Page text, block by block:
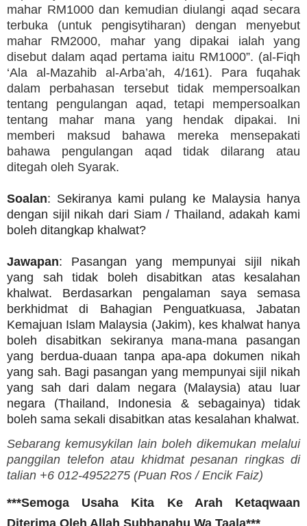
mahar RM1000 dan kemudian diulangi aqad secara
terbuka (untuk pengisytiharan) dengan menyebut
mahar RM2000, mahar yang dipakai ialah yang
disebut dalam aqad pertama iaitu RM1000”. (al-Fiqh
‘Ala al-Mazahib al-Arba’ah, 4/161). Para fuqahak
dalam perbahasan tersebut tidak mempersoalkan
tentang pengulangan aqad, tetapi mempersoalkan
tentang mahar mana yang hendak dipakai. Ini
memberi maksud bahawa mereka mensepakati
bahawa pengulangan aqad tidak dilarang atau
ditegah oleh Syarak.
Soalan: Sekiranya kami pulang ke Malaysia hanya
dengan sijil nikah dari Siam / Thailand, adakah kami
boleh ditangkap khalwat?
Jawapan: Pasangan yang mempunyai sijil nikah
yang sah tidak boleh disabitkan atas kesalahan
khalwat. Berdasarkan pengalaman saya semasa
berkhidmat di Bahagian Penguatkuasa, Jabatan
Kemajuan Islam Malaysia (Jakim), kes khalwat hanya
boleh disabitkan sekiranya mana-mana pasangan
yang berdua-duaan tanpa apa-apa dokumen nikah
yang sah. Bagi pasangan yang mempunyai sijil nikah
yang sah dari dalam negara (Malaysia) atau luar
negara (Thailand, Indonesia & sebagainya) tidak
boleh sama sekali disabitkan atas kesalahan khalwat.
Sebarang kemusykilan lain boleh dikemukan melalui
panggilan telefon atau khidmat pesanan ringkas di
talian +6 012-4952275 (Puan Ros /Encik Faiz)
***Semoga Usaha Kita Ke Arah Ketaqwaan
Diterima Oleh Allah Subhanahu Wa Taala***